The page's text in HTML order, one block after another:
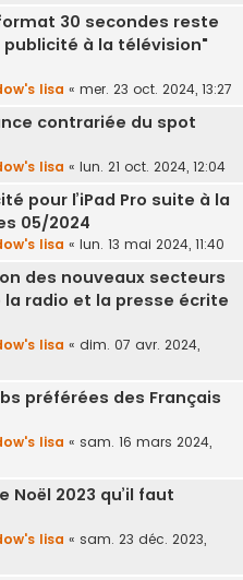
30 secondes reste
à la télévision"
lisa « mer. 23 oct. 2024, 13:27
contrariée du spot
lisa « lun. 21 oct. 2024, 12:04
pour l’iPad Pro suite à la
05/2024
lisa « lun. 13 mai 2024, 11:40
des nouveaux secteurs
radio et la presse écrite
lisa « dim. 07 avr. 2024,
préférées des Français
lisa « sam. 16 mars 2024,
Noël 2023 qu’il faut
lisa « sam. 23 déc. 2023,